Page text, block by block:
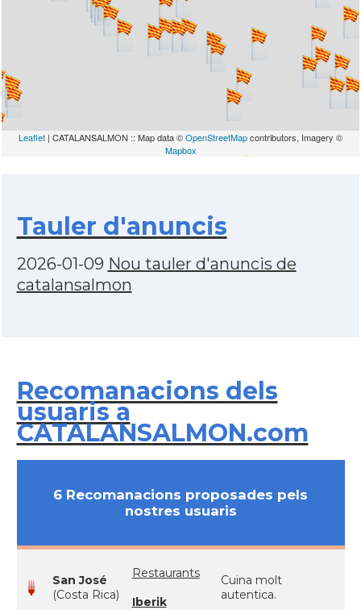
Leaflet | CATALANSALMON :: Map data ©OpenStreetMapcontributors, Imagery ©
Mapbox
Tauler d'anuncis
2026-01-09 Nou tauler d'anuncis de
catalansalmon
Recomanacions dels
usuaris a
CATALANSALMON.com
6 Recomanacions proposades pels
nostres usuaris
San José
(Costa Rica)
Restaurants
Iberik
Cuina molt
autentica.